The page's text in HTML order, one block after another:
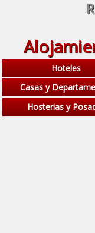
Hoteles
Casas y
Hosterias y